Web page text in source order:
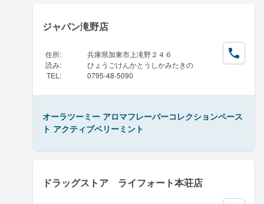
ジャパン滝野店
住所:
兵庫県加東市上滝野２４６
読み:
ひょうごけんかとうしかみたきの
TEL : 0795-48-5090
オーラツーミー アロマフレーバーコレクションペース
ト アクティブベリーミント
ドラッグストア ライフォート本荘店